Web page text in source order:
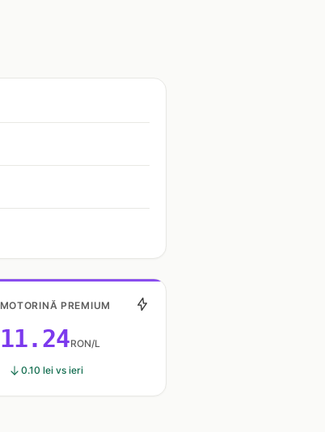
MOTORINĂ PREMIUM
11.24RON/L
0.10 lei vs ieri